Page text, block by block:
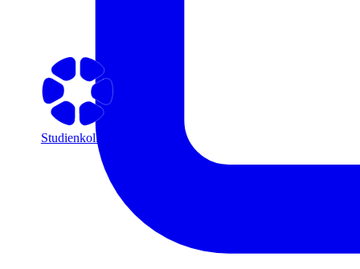
Studienkolleg